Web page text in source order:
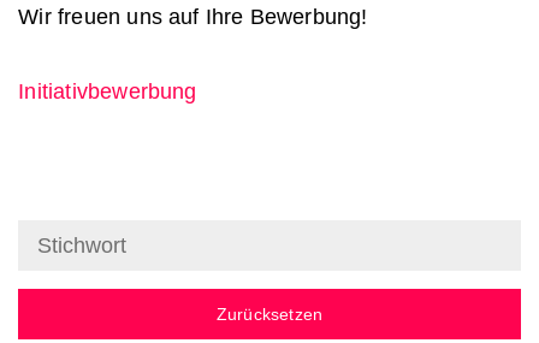
Wir freuen uns auf Ihre Bewerbung!
Initiativbewerbung
Zurücksetzen